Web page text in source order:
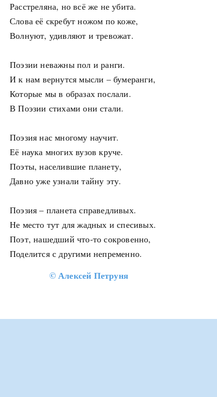
Расстреляна, но всё же не убита.
Слова её скребут ножом по коже,
Волнуют, удивляют и тревожат.
Поэзии неважны пол и ранги.
И к нам вернутся мысли – бумеранги,
Которые мы в образах послали.
В Поэзии стихами они стали.
Поэзия нас многому научит.
Её наука многих вузов круче.
Поэты, населившие планету,
Давно уже узнали тайну эту.
Поэзия – планета справедливых.
Не место тут для жадных и спесивых.
Поэт, нашедший что-то сокровенно,
Поделится с другими непременно.
©Алексей Петруня